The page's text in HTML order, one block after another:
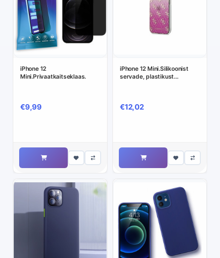
iPhone 12
Mini.Privaatkaitseklaas.
€9,99
iPhone 12 Mini.Silikoonist
servade, plastikust
€12,02